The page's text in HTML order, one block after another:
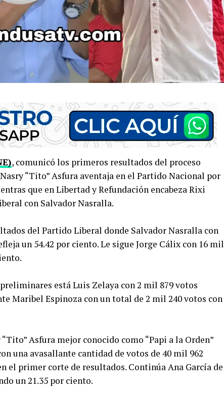
, comunicó los primeros resultados del proceso
“Tito” Asfura aventaja en el Partido Nacional por
que en Libertad y Refundación encabeza Rixi
con Salvador Nasralla.
del Partido Liberal donde Salvador Nasralla con
un 54.42 por ciento. Le sigue Jorge Cálix con 16 mil
está Luis Zelaya con 2 mil 879 votos
Maribel Espinoza con un total de 2 mil 240 votos con
Asfura mejor conocido como “Papi a la Orden”
una avasallante cantidad de votos de 40 mil 962
el primer corte de resultados. Continúa Ana García de
un 21.35 por ciento.